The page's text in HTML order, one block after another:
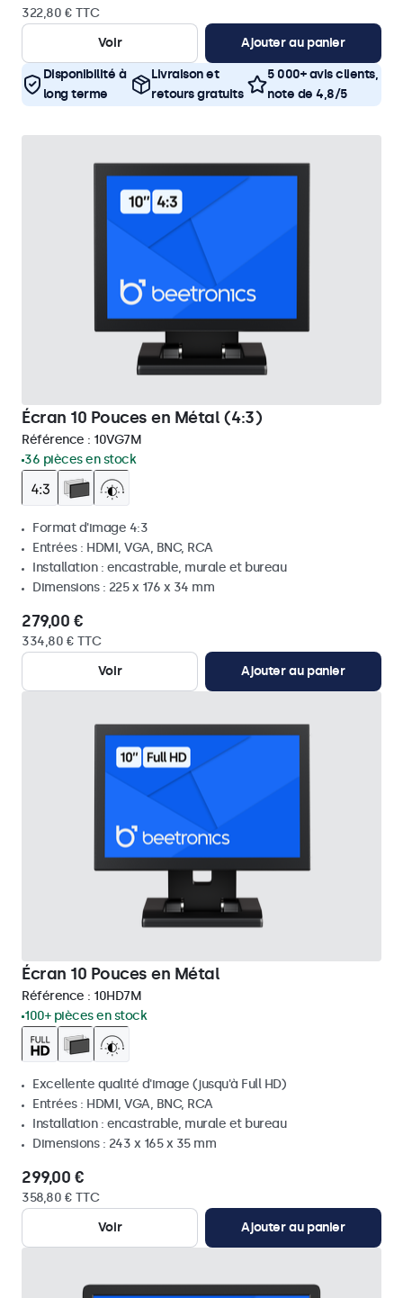
322,80 € TTC
Voir
Ajouter au panier
Disponibilité à
long terme
Livraison et
retours gratuits
5 000+ avis clients,
note de 4,8/5
Écran 10 Pouces en Métal (4:3)
Référence : 10VG7M
36 pièces en stock
Format d'image 4:3
Entrées : HDMI, VGA, BNC, RCA
Installation : encastrable, murale et bureau
Dimensions : 225 x 176 x 34 mm
279,00 €
334,80 € TTC
Voir
Ajouter au panier
Écran 10 Pouces en Métal
Référence : 10HD7M
100+ pièces en stock
Excellente qualité d'image (jusqu'à Full HD)
Entrées : HDMI, VGA, BNC, RCA
Installation : encastrable, murale et bureau
Dimensions : 243 x 165 x 35 mm
299,00 €
358,80 € TTC
Voir
Ajouter au panier